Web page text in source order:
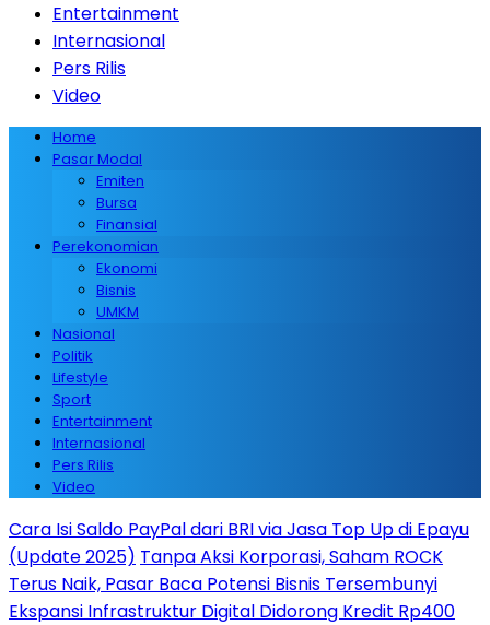
Entertainment
Internasional
Pers Rilis
Video
Home
Pasar Modal
Emiten
Bursa
Finansial
Perekonomian
Ekonomi
Bisnis
UMKM
Nasional
Politik
Lifestyle
Sport
Entertainment
Internasional
Pers Rilis
Video
Cara Isi Saldo PayPal dari BRI via Jasa Top Up di Epayu
(Update 2025) Tanpa Aksi Korporasi, Saham ROCK
Terus Naik, Pasar Baca Potensi Bisnis Tersembunyi
Ekspansi Infrastruktur Digital Didorong Kredit Rp400